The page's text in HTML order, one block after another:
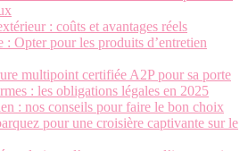
: coûts et avantages réels
Opter pour les produits d’entretien
multipoint certifiée A2P pour sa porte
: les obligations légales en 2025
: nos conseils pour faire le bon choix
pour une croisière captivante sur le